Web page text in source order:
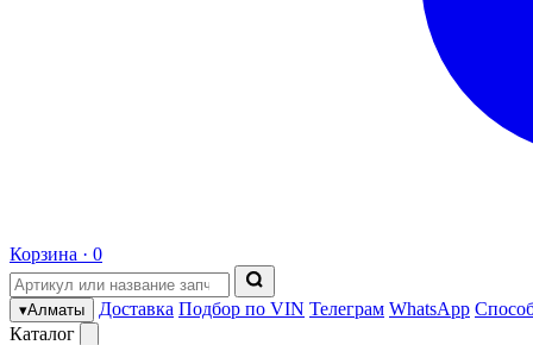
Корзина · 0
▾Алматы Доставка Подбор по VIN Телеграм WhatsApp
Каталог